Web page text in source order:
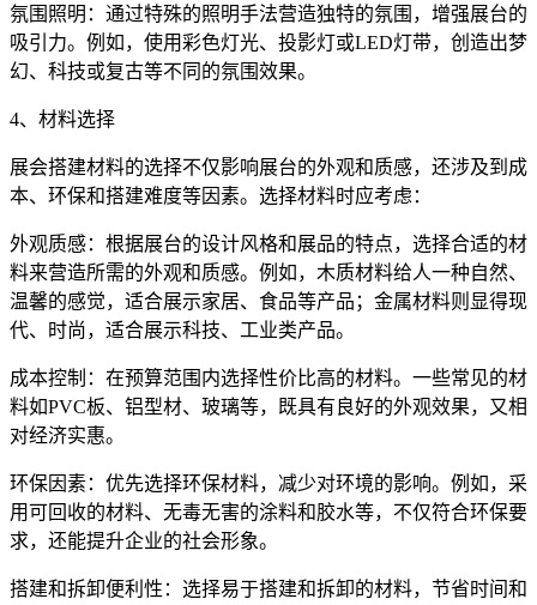
氛围照明：通过特殊的照明手法营造独特的氛围，增强展台的
吸引力。例如，使用彩色灯光、投影灯或LED灯带，创造出梦
幻、科技或复古等不同的氛围效果。
4、材料选择
展会搭建材料的选择不仅影响展台的外观和质感，还涉及到成
本、环保和搭建难度等因素。选择材料时应考虑：
外观质感：根据展台的设计风格和展品的特点，选择合适的材
料来营造所需的外观和质感。例如，木质材料给人一种自然、
温馨的感觉，适合展示家居、食品等产品；金属材料则显得现
代、时尚，适合展示科技、工业类产品。
成本控制：在预算范围内选择性价比高的材料。一些常见的材
料如PVC板、铝型材、玻璃等，既具有良好的外观效果，又相
对经济实惠。
环保因素：优先选择环保材料，减少对环境的影响。例如，采
用可回收的材料、无毒无害的涂料和胶水等，不仅符合环保要
求，还能提升企业的社会形象。
搭建和拆卸便利性：选择易于搭建和拆卸的材料，节省时间和